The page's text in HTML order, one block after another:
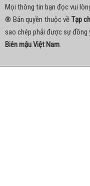
Mọi thông tin bạn đọc vui
® Bản quyền thuộc về Tạp
sao chép phải được sự đồng
Biên mậu Việt Nam.